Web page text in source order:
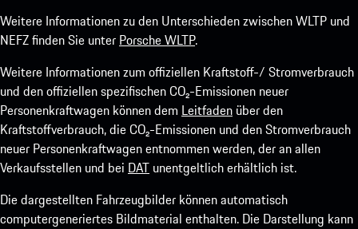
Weitere Informationen zu den Unterschieden zwischen WLTP und
NEFZ finden Sie unter Porsche WLTP.
Weitere Informationen zum offiziellen Kraftstoff-/ Stromverbrauch
und den offiziellen spezifischen CO₂-Emissionen neuer
Personenkraftwagen können dem Leitfaden über den
Kraftstoffverbrauch, die CO₂-Emissionen und den Stromverbrauch
neuer Personenkraftwagen entnommen werden, der an allen
Verkaufsstellen und bei DAT unentgeltlich erhältlich ist.
Die dargestellten Fahrzeugbilder können automatisch
computergeneriertes Bildmaterial enthalten. Die Darstellung kann